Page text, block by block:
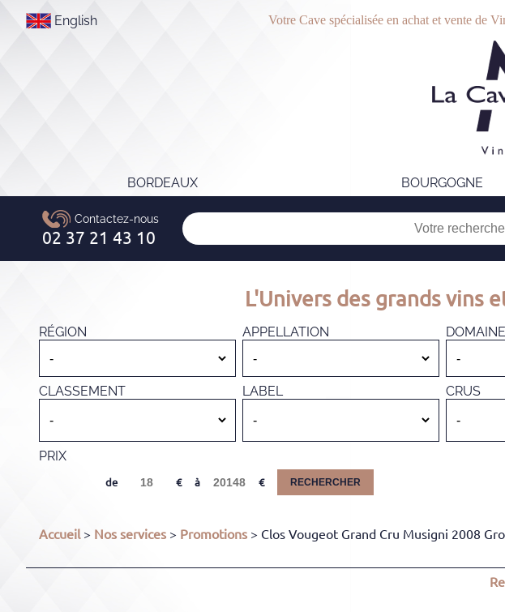
English Votre Cave spécialisée en achat et vente de
BORDEAUX BOURGOGNE
L'Univers des grands vins
RÉGION APPELLATION DOMAINE
CLASSEMENT LABEL CRUS
PRIX
de à RECHERCHER
Accueil> Nos services > Promotions > Clos Vougeot Grand Cru Musigni 2008